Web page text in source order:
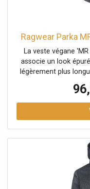
Ragwear Parka
La veste végane
associe un look
légèrement plus
poches à rabat
fermeture éclair, une
de label typiques
protégée par une
manches. Veste
pour l'automne
de serrage Matière
aux petites pluies
Extrémités des